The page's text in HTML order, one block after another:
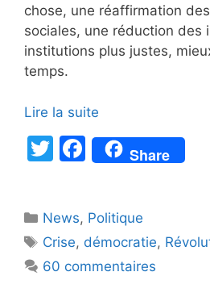
chose, une réaffirmation
sociales, une réduction des
institutions plus justes,
temps.
Lire la suite
T
er
F
a
e
b
o
Share
Catégories
News, Politique
Étiquettes
Crise, démocratie,
60 commentaires